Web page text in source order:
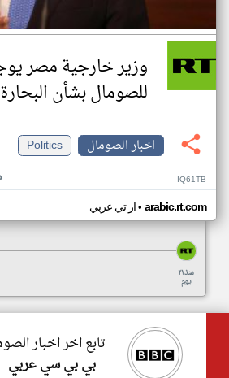
وزير خارجية مصر
للصومال بشأن
اخبار الصومال
Politics
IQ61TB
ار تي عربي• arabic.rt.com
منذ ٢١
يوم
تابع اخر اخبار
بي بي سي عربي